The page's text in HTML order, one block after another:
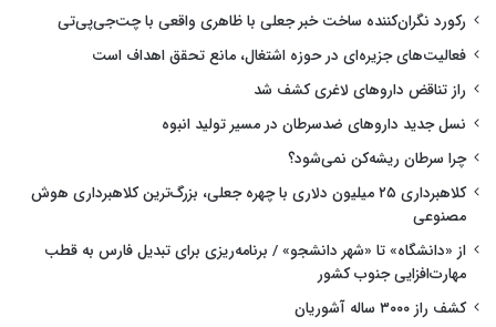
رکورد نگران‌کننده ساخت خبر جعلی با ظاهری واقعی با چت‌جی‌پی‌تی
فعالیت‌های جزیره‌ای در حوزه اشتغال، مانع تحقق اهداف است
راز تناقض داروهای لاغری کشف شد
نسل جدید داروهای ضدسرطان در مسیر تولید انبوه
چرا سرطان ریشه‌کن نمی‌شود؟
کلاهبرداری ۲۵ میلیون دلاری با چهره جعلی، بزرگ‌ترین کلاهبرداری هوش
مصنوعی
از «دانشگاه» تا «شهر دانشجو» / برنامه‌ریزی برای تبدیل فارس به قطب
مهارت‌افزایی جنوب کشور
کشف راز ۳۰۰۰ ساله آشوریان